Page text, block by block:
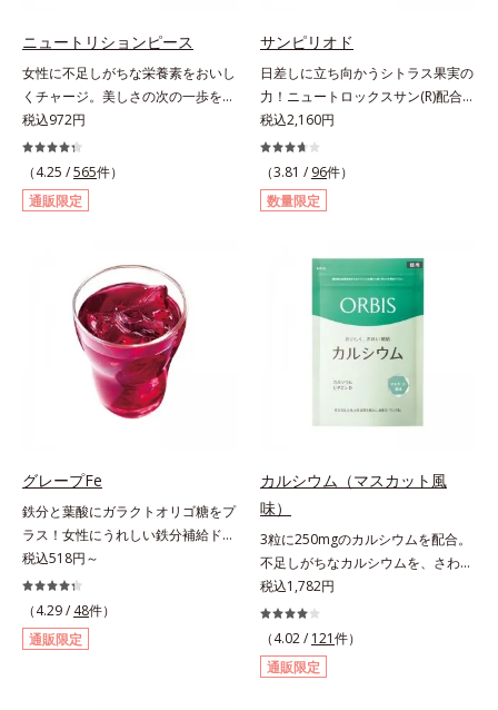
味展開。プロテイン独特のにおいや
クセが少なく、水に溶けやすいの
で、手軽においしくたんぱく質を摂
れます。*1 1杯分（約27g）当り。
コラーゲン含む。*2 ビタミンB1、
B2、B6、B12、ナイアシン、パン
トテン酸各商品の詳しい情報は商品
ページをご覧ください。・BEAUTY
ニュートリションピース
女性に不足しがちな栄養素をおいし
くチャージ。美しさの次の一歩を引
き出すタブレット。現代女性に不足
しがちな栄養素に着目。ぽいっとひ
と口補いやすい６種類の「キレイの
素」、タブレットタイプのサプリメ
ントシリーズです。女性の不足栄養
＆葉酸」、独自加工のビタミンCで
キレイと健康をサポートする「ビタ
ミンC＆ビタミンB2」、スムーズな
リズムづくりで快調を目指す「オリ
ゴ糖＆酵素」、いつだってイキイ
キ、あなたらしい表情をサポートす
る「ビタミンB群＆アミノ酸」、ス
クリアな1日のスタートに「ビタミ
ンA＆ルテイン」、紫外線を気にか
ける女性こそ不足しやすい栄養素を
チャージして、安定した美しさをサ
ポートする「カルシウム＆ビタミン
D」の全６種類。体の中からキレイ
の土台を整え、美しさの次の一歩を
引き出します。水なしでOK、持ち
税込972円
（4.25 /565件）
通販限定
サンピリオド
日差しに立ち向かうシトラス果実の
力！ニュートロックスサン(R)配合の
インナーケア(*)。果実の力で日差し
に立ち向かうインナーケア(*)です。
強い紫外線が降り注ぐ南スペイン産
のシトラスとローズマリーから抽出
した話題の成分、「ニュートロック
究を重ねており、多くの国で実績の
ある夏のケア成分です。さらに夏の
ケアで有名なPLエキスと、欠かせな
い美容成分ビタミンCもプラス。独
自の製法でサポートします。飲むだ
けのケアなので、夏対策にありがち
な不快感やストレスは無し！ 時短
ケアにもなるため、忙しい方にもお
に早速、毎日2粒（目安）の新習慣
を始めましょう。* 紫外線などによ
り失われるビタミンCを中心とした
栄養成分の補給
税込2,160円
（3.81 / 96件）
数量限定
グレープFe
鉄分と葉酸にガラクトオリゴ糖をプ
ラス！女性にうれしい鉄分補給ドリ
ンク。1本に、ほうれん草約2.1束分
(*)の鉄分と、葉酸とガラクトオリゴ
糖を配合した、飲みやすい鉄分補給
ドリンクです。女性特有の周期をラ
クにサポートする3つの成分を凝縮
税込518円～
（4.29 / 48件）
通販限定
カルシウム（マスカット風
味）
3粒に250mgのカルシウムを配合。
不足しがちなカルシウムを、さわや
かな甘さのマスカット風味で。3粒
にお魚約4.5尾分（*1）のカルシウ
ムを配合したタブレット。どんどん
不足していくカルシウムを、手軽に
おいしくチャージできる、さわやか
税込1,782円
（4.02 / 121件）
通販限定